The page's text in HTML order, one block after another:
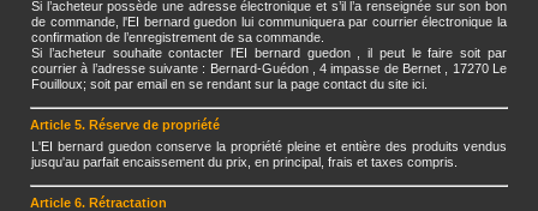
Si l’acheteur possède une adresse électronique et s’il l’a renseignée sur son bon
de commande, l'EI bernard guedon lui communiquera par courrier électronique la
confirmation de l’enregistrement de sa commande.
Si l’acheteur souhaite contacter l'EI bernard guedon , il peut le faire soit par
courrier à l’adresse suivante : Bernard-Guédon , 4 impasse de Bernet , 17270 Le
Fouilloux; soit par email en se rendant sur la page contact du site ici.
Article 5. Réserve de propriété
L'EI bernard guedon conserve la propriété pleine et entière des produits vendus
jusqu'au parfait encaissement du prix, en principal, frais et taxes compris.
Article 6. Rétractation